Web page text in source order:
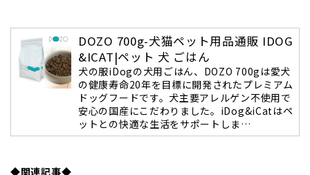
DOZO 700g-犬猫ペット用品通販 IDOG
&ICAT|ペット 犬 ごはん
犬の服iDogの犬用ごはん、DOZO 700gは愛犬
の健康寿命20年を目標に開発されたプレミアム
ドッグフードです。犬主要アレルゲン不使用で
安心の国産にこだわりました。iDog&iCatはペ
ットとの快適な生活をサポートしま…
◆関連記事◆